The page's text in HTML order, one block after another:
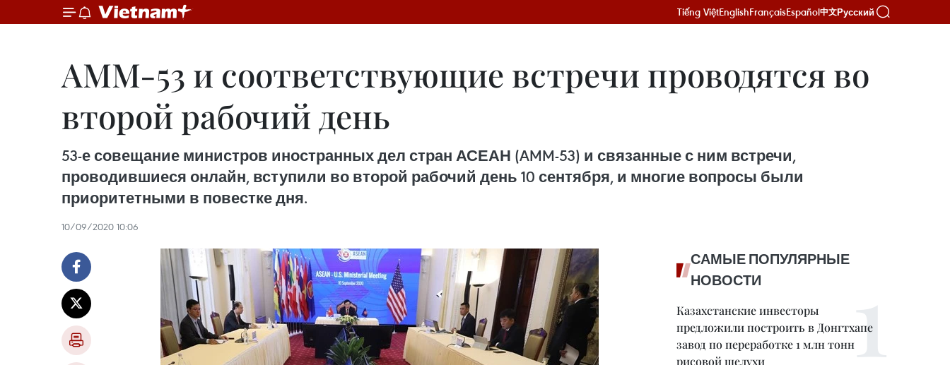
Tiếng ViệtEnglishFrançaisEspañol中文Русский
АММ-53 и соответствующие встречи проводятся во
второй рабочий день
53-е совещание министров иностранных дел стран АСЕАН (AMM-53) и связанные с ним встречи,
проводившиеся онлайн, вступили во второй рабочий день 10 сентября, и многие вопросы были
приоритетными в повестке дня.
10/09/2020 10:06
САМЫЕ ПОПУЛЯРНЫЕ
НОВОСТИ
Казахстанские инвесторы
предложили построить в Донгтхапе
завод по переработке 1 млн тонн
рисовой шелухи